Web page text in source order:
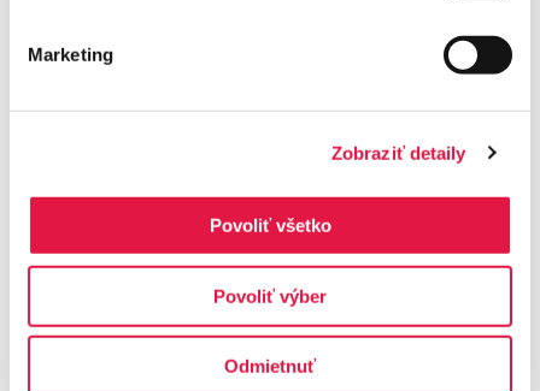
Marketing
Zobraziť detaily
Povoliť všetko
Povoliť výber
Odmietnuť
Príbehy našich klientov